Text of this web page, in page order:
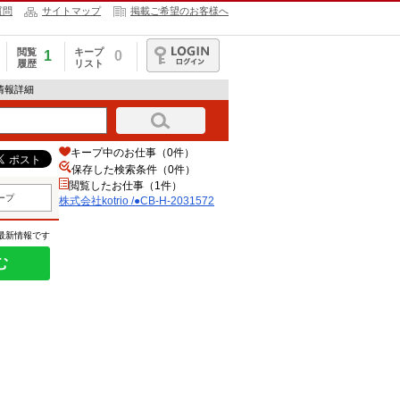
問 サイトマップ 掲載ご希望のお客様へ
閲覧
履歴
1
キープ
リスト
0
ログイン
報詳細
プ
新情報です
キープ中のお仕事（0件）
保存した検索条件（0件）
閲覧したお仕事（1件）
株式会社kotrio /●CB-H-2031572